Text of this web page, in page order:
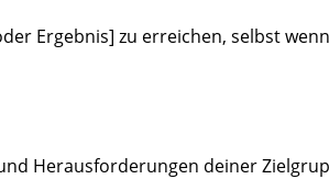
Ergebnis] zu erreichen, selbst
Herausforderungen deiner